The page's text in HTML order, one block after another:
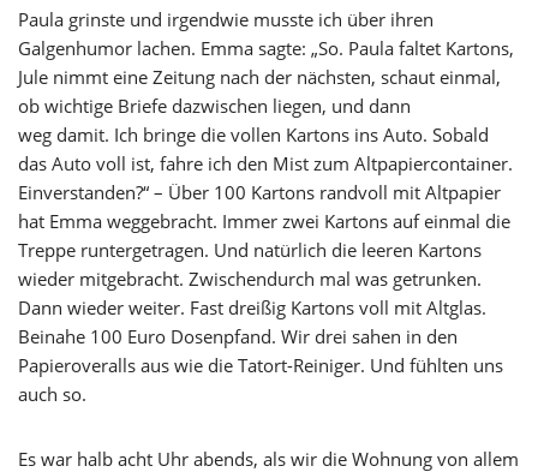
Paula grinste und irgendwie musste ich über ihren
Galgenhumor lachen. Emma sagte: „So. Paula faltet Kartons,
Jule nimmt eine Zeitung nach der nächsten, schaut einmal,
ob wichtige Briefe dazwischen liegen, und dann
weg damit. Ich bringe die vollen Kartons ins Auto. Sobald
das Auto voll ist, fahre ich den Mist zum Altpapiercontainer.
Einverstanden?“ – Über 100 Kartons randvoll mit Altpapier
hat Emma weggebracht. Immer zwei Kartons auf einmal die
Treppe runtergetragen. Und natürlich die leeren Kartons
wieder mitgebracht. Zwischendurch mal was getrunken.
Dann wieder weiter. Fast dreißig Kartons voll mit Altglas.
Beinahe 100 Euro Dosenpfand. Wir drei sahen in den
Papieroveralls aus wie die Tatort-Reiniger. Und fühlten uns
auch so.
Es war halb acht Uhr abends, als wir die Wohnung von allem